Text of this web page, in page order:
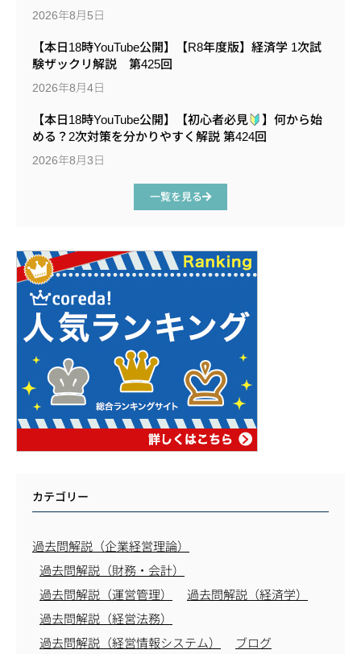
2026年8月5日
【本日18時YouTube公開】【R8年度版】経済学 1次試
験ザックリ解説 第425回
2026年8月4日
【本日18時YouTube公開】【初心者必見
】何から始
める？2次対策を分かりやすく解説 第424回
2026年8月3日
一覧を見る
カテゴリー
過去問解説（企業経営理論）
過去問解説（財務・会計）
過去問解説（運営管理）
過去問解説（経済学）
過去問解説（経営法務）
過去問解説（経営情報システム）
ブログ